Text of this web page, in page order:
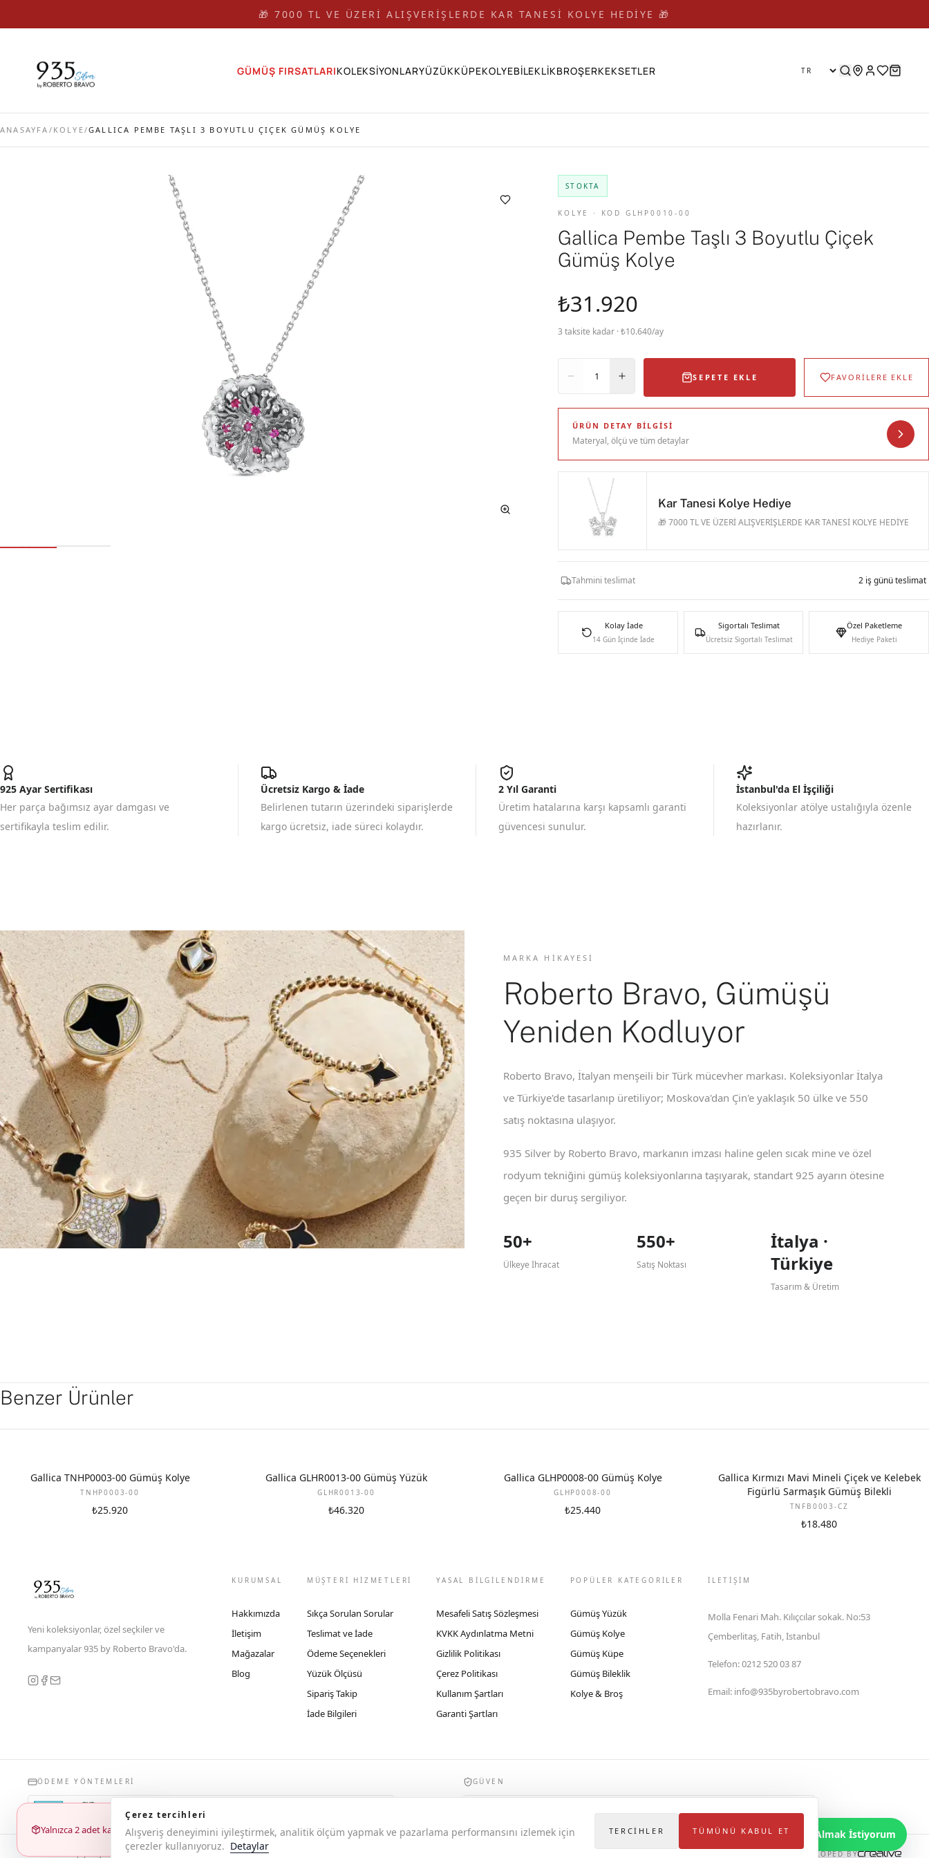
🎁 7000 TL VE ÜZERİ ALIŞVERİŞLERDE KAR TANESİ KOLYE HEDİYE 🎁
GÜMÜŞ FIRSATLARIKOLEKSİYONLARYÜZÜKKÜPEKOLYEBİLEKLİKBROŞERKEKSETLER
ANASAYFA / KOLYE/GALLICA PEMBE TAŞLI 3 BOYUTLU ÇIÇEK GÜMÜŞ KOLYE
STOKTA
KOLYE · KOD GLHP0010-00
Gallica Pembe Taşlı 3 Boyutlu Çiçek
Gümüş Kolye
Yalnızca 2 adet kaldı
₺31.920
3 taksite kadar · ₺10.640/ay
1 SEPETE EKLE FAVORİLERE EKLE
ÜRÜN DETAY BILGISI
Materyal, ölçü ve tüm detaylar
Kar Tanesi Kolye Hediye
🎁 7000 TL VE ÜZERİ ALIŞVERİŞLERDE KAR TANESİ KOLYE HEDİYE
Tahmini teslimat 2 iş günü teslimat
Kolay İade
14 Gün İçinde İade
Sigortalı Teslimat
Ücretsiz Sigortalı Teslimat
Özel Paketleme
Hediye Paketi
925 Ayar Sertifikası
Her parça bağımsız ayar damgası ve
sertifikayla teslim edilir.
Ücretsiz Kargo & İade
Belirlenen tutarın üzerindeki siparişlerde
kargo ücretsiz, iade süreci kolaydır.
2 Yıl Garanti
Üretim hatalarına karşı kapsamlı garanti
güvencesi sunulur.
İstanbul'da El İşçiliği
Koleksiyonlar atölye ustalığıyla özenle
hazırlanır.
MARKA HIKAYESI
Roberto Bravo, Gümüşü
Yeniden Kodluyor
Roberto Bravo, İtalyan menşeili bir Türk mücevher markası. Koleksiyonlar İtalya
ve Türkiye'de tasarlanıp üretiliyor; Moskova'dan Çin'e yaklaşık 50 ülke ve 550
satış noktasına ulaşıyor.
935 Silver by Roberto Bravo, markanın imzası haline gelen sıcak mine ve özel
rodyum tekniğini gümüş koleksiyonlarına taşıyarak, standart 925 ayarın ötesine
geçen bir duruş sergiliyor.
50+
Ülkeye İhracat
550+
Satış Noktası
İtalya ·
Türkiye
Tasarım & Üretim
Benzer Ürünler
Gallica TNHP0003-00 Gümüş Kolye
TNHP0003-00
₺25.920
Gallica GLHR0013-00 Gümüş Yüzük
GLHR0013-00
₺46.320
Gallica GLHP0008-00 Gümüş Kolye
GLHP0008-00
₺25.440
Gallica Kırmızı Mavi Mineli Çiçek ve Kelebek
Figürlü Sarmaşık Gümüş Bilekli
TNFB0003-CZ
₺18.480
Yeni koleksiyonlar, özel seçkiler ve
kampanyalar 935 by Roberto Bravo'da.
KURUMSAL
Hakkımızda
İletişim
Mağazalar
Blog
MÜŞTERİ HİZMETLERİ
Sıkça Sorulan Sorular
Teslimat ve İade
Ödeme Seçenekleri
Yüzük Ölçüsü
Sipariş Takip
İade Bilgileri
YASAL BİLGİLENDİRME
Mesafeli Satış Sözleşmesi
KVKK Aydınlatma Metni
Gizlilik Politikası
Çerez Politikası
Kullanım Şartları
Garanti Şartları
POPÜLER KATEGORİLER
Gümüş Yüzük
Gümüş Kolye
Gümüş Küpe
Gümüş Bileklik
Kolye & Broş
İLETIŞIM
Molla Fenari Mah. Kılıçcılar sokak. No:53
Çemberlitaş, Fatih, İstanbul
Telefon:0212 520 03 87
Email: info@935byrobertobravo.com
ÖDEME YÖNTEMLERI GÜVEN
© 2026 Copyright 935 by Roberto Bravo DEVELOPED BY
Bilgi Almak İstiyorum
Çerez tercihleri
Alışveriş deneyimini iyileştirmek, analitik ölçüm yapmak ve pazarlama performansını izlemek için
çerezler kullanıyoruz. Detaylar
TERCIHLER TÜMÜNÜ KABUL ET